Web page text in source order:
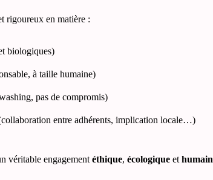
rigoureux en matière :
biologiques)
à taille humaine)
pas de compromis)
entre adhérents, implication locale…)
véritable engagement éthique, écologique et humain